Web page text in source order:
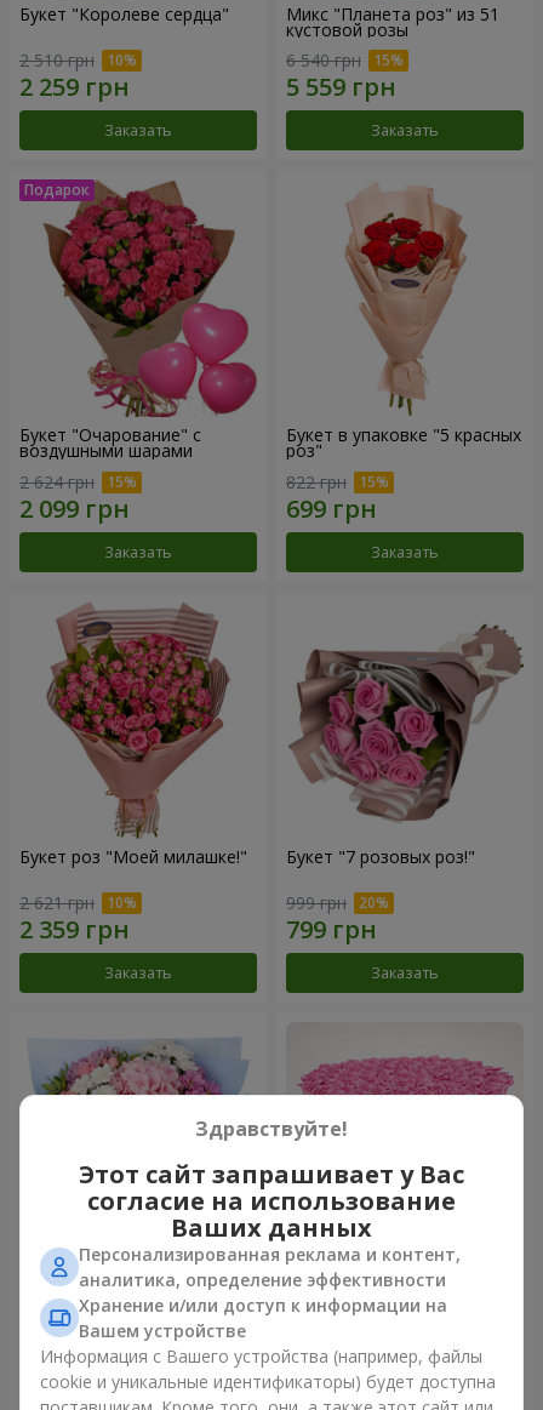
Букет "Королеве сердца"
2 510 грн
Заказать
Микс "Планета роз" из 51
кустовой розы
6 540 грн
Заказать
Букет "Очарование" с
воздушными шарами
2 624 грн
Заказать
Букет в упаковке "5 красных
роз"
822 грн
Заказать
Букет роз "Моей милашке!"
2 621 грн
Заказать
Букет "7 розовых роз!"
999 грн
Заказать
Романтический букет
"Небеса"
2 124 грн
Заказать
Цветы в коробке "101
розовая роза"
Заказать
Здравствуйте!
Этот сайт запрашивает у Вас
согласие на использование
Ваших данных
Персонализированная реклама и контент,
аналитика, определение эффективности
Хранение и/или доступ к информации на
Вашем устройстве
Информация с Вашего устройства (например, файлы
cookie и уникальные идентификаторы) будет доступна